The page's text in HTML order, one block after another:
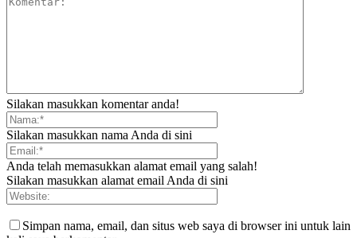
Silakan masukkan komentar anda!
Silakan masukkan nama Anda di sini
Anda telah memasukkan alamat email yang salah!
Silakan masukkan alamat email Anda di sini
Simpan nama, email, dan situs web saya di browser ini untuk lain